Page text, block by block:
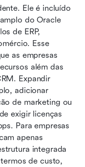
Ele é incluído
do Oracle
de ERP,
Esse
as empresas
além das
Expandir
funcionalidades — por exemplo, adicionar
de marketing ou
exigir licenças
Para empresas
apenas
integrada
de custo,